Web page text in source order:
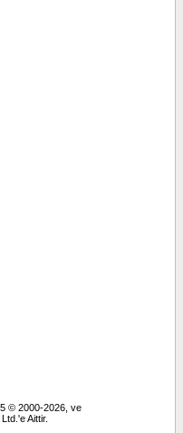
© 2000-2026, ve
Aittir.